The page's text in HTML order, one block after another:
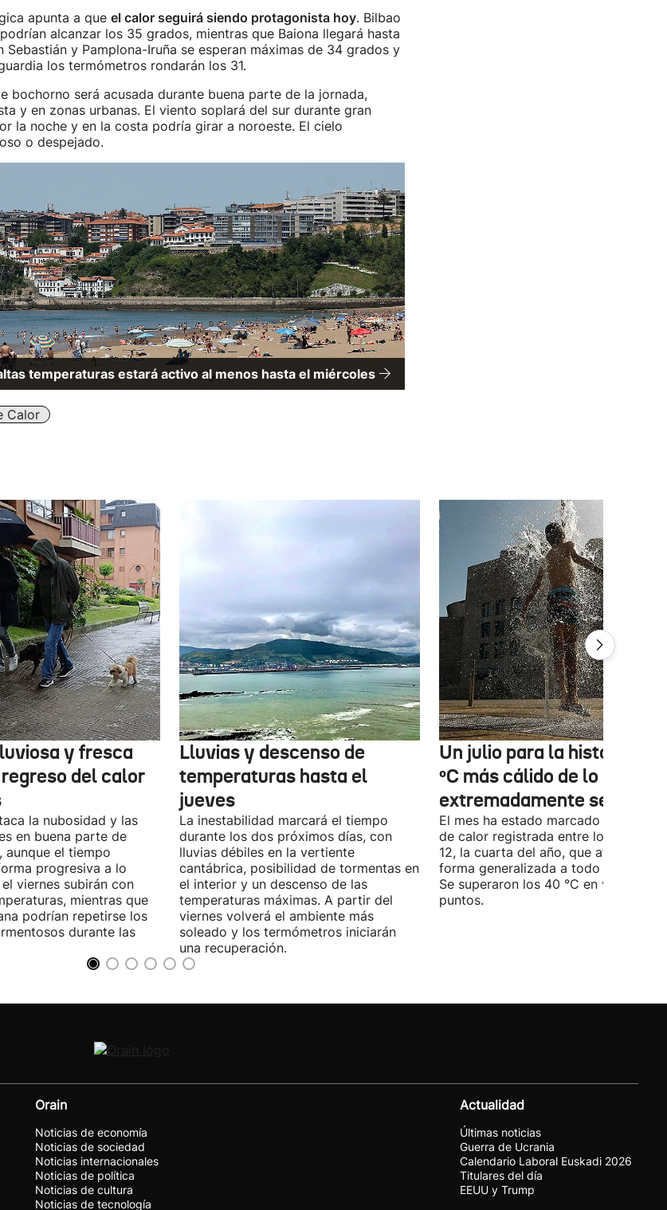
apunta a que el calor seguirá siendo protagonista hoy. Bilbao
alcanzar los 35 grados, mientras que Baiona llegará hasta
Sebastián y Pamplona-Iruña se esperan máximas de 34 grados y
los termómetros rondarán los 31.
bochorno será acusada durante buena parte de la jornada,
y en zonas urbanas. El viento soplará del sur durante gran
la noche y en la costa podría girar a noroeste. El cielo
o despejado.
temperaturas estará activo al menos hasta el miércoles
Calor
y fresca
del calor
la nubosidad y las
en buena parte de
aunque el tiempo
progresiva a lo
viernes subirán con
mientras que
podrían repetirse los
durante las
Lluvias y descenso de
temperaturas hasta el
jueves
La inestabilidad marcará el tiempo
durante los dos próximos días, con
lluvias débiles en la vertiente
cantábrica, posibilidad de tormentas en
el interior y un descenso de las
temperaturas máximas. A partir del
viernes volverá el ambiente más
soleado y los termómetros iniciarán
una recuperación.
Un julio para la historia: 3,6
ºC más cálido de lo
extremadamente seco
El mes ha estado marcado por la ola
de calor registrada entre los días 5 y
12, la cuarta del año, que afectó de
forma generalizada a todo el
Se superaron los 40 °C en varios
puntos.
Orain
Noticias de economía
Noticias de sociedad
Noticias internacionales
Noticias de política
Noticias de cultura
Noticias de tecnología
Actualidad
Últimas noticias
Guerra de Ucrania
Calendario Laboral Euskadi 2026
Titulares del día
EEUU y Trump